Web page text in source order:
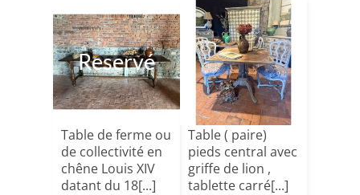
Reservé
Table de ferme ou
de collectivité en
chêne Louis XIV
datant du 18[...]
Table ( paire)
pieds central avec
griffe de lion ,
tablette carré[...]